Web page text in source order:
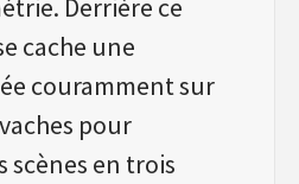
Derrière ce
cache une
couramment sur
pour
scènes en trois